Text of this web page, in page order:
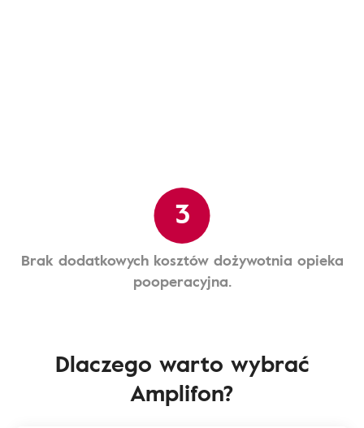
3
Brak dodatkowych kosztów dożywotnia opieka
pooperacyjna.
Dlaczego warto wybrać
Amplifon?